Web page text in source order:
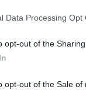
Data Processing Opt
opt-out of the
opt-out of the Sale of
el ex del
campo en el 1-
rindió a buen